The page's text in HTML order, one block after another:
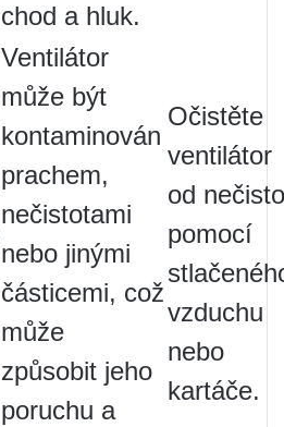
chod a hluk.
Ventilátor
může být
kontaminován
prachem,
nečistotami
nebo jinými
částicemi, což
může
způsobit jeho
poruchu a
Očistěte
ventilátor
od
pomocí
vzduchu
nebo
kartáče.